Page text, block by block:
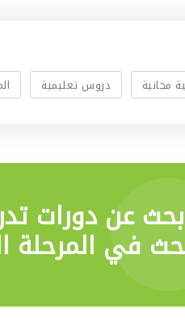
مجانية دروس تعليمية
عن دورات
في المرحلة